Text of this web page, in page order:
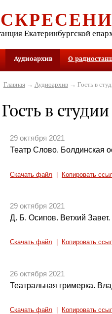
Екатеринбургской
Аудиоархив О
Главная→ Аудиоархив→ Гость в
Гость в студии
29 октября 2021
Театр Слово. Болдинская
Скачать файл Копировать
29 октября 2021
Д. Б. Осипов. Ветхий
Скачать файл Копировать
26 октября 2021
Театральная гримерка.
Скачать файл Копировать